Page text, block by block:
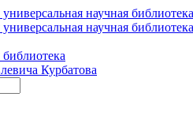
Курбатова